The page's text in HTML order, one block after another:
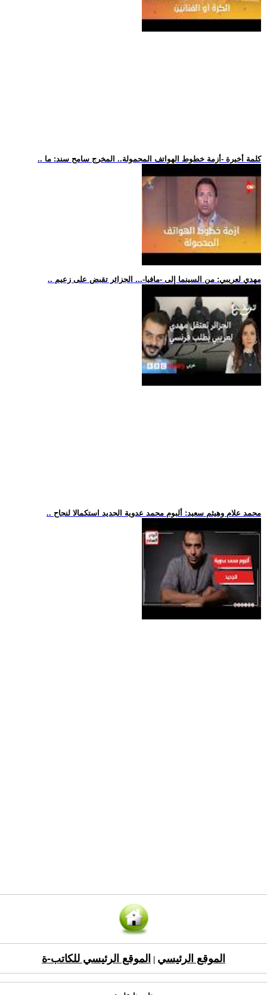
.. كلمة أخيرة -أزمة خطوط الهواتف المحمولة.. المخرج سامح سند: ما
.. مهدي لعريبي: من السينما إلى -مافيا-... الجزائر تقبض على زعيم
.. محمد علام وهيثم سعيد: ألبوم محمد عدوية الجديد استكمالا لنجاح
الموقع الرئيسي الموقع الرئيسي للكاتب-ة